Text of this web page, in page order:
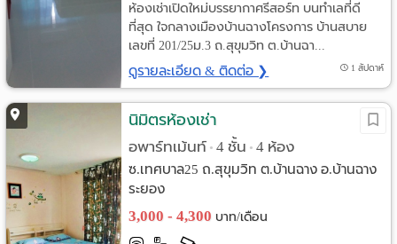
ห้องเช่าเปิดใหม่บรรยากาศรีสอร์ท บนทำเลที่ดี
ที่สุด ใจกลางเมืองบ้านฉางโครงการ บ้านสบาย
เลขที่ 201/25ม.3 ถ.สุขุมวิท ต.บ้านฉา...
ดูรายละเอียด & ติดต่อ ❯ 1 สัปดาห์
นิมิตรห้องเช่า
อพาร์ทเม้นท์ • 4 ชั้น • 4 ห้อง
ซ.เทศบาล25 ถ.สุขุมวิท ต.บ้านฉาง อ.บ้านฉาง
ระยอง
3,000 - 4,300 บาท/เดือน